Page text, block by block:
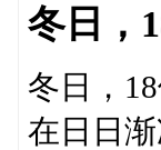
冬日，
冬日，
在日日